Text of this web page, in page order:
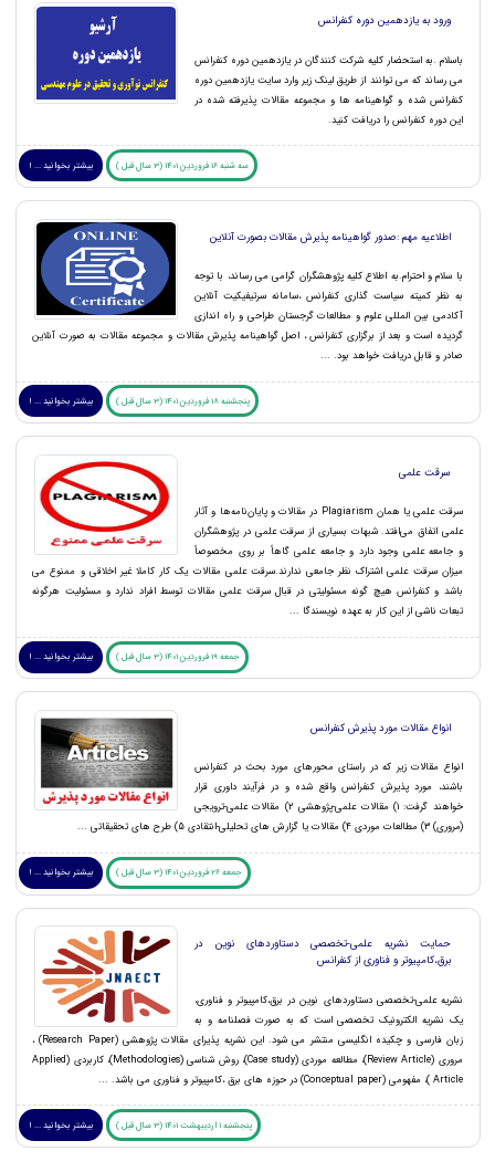
ورود به یازدهمین دوره کنفرانس
باسلام .به استحضار کلیه شرکت کنندگان در یازدهمین دوره کنفرانس
می رساند که می توانند از طریق لینک زیر وارد سایت یازدهمین دوره
کنفرانس شده و گواهینامه ها و مجموعه مقالات پذیرفته شده در
این دوره کنفرانس را دریافت کنید.
سه شنبه 16 فروردین 1401 (3 سال قبل ) بیشتر بخوانید ... !
اطلاعیه مهم :صدور گواهینامه پذیرش مقالات بصورت آنلاین
با سلام و احترام.به اطلاع کلیه پژوهشگران گرامی می رساند، با توجه
به نظر کمیته سیاست گذاری کنفرانس ،سامانه سرتیفیکیت آنلاین
آکادمی بین المللی علوم و مطالعات گرجستان طراحی و راه اندازی
گردیده است و بعد از برگزاری کنفرانس ، اصل گواهینامه پذیرش مقالات و مجموعه مقالات به صورت آنلاین
صادر و قابل دریافت خواهد بود. ...
پنجشنبه 18 فروردین 1401 (3 سال قبل ) بیشتر بخوانید ... !
سرقت علمی
سرقت علمی یا همان Plagiarism در مقالات و پایان‌نامه‌ها و آثار
علمی اتفاق می‌افتد. شبهات بسیاری از سرقت علمی در پژوهشگران
و جامعه علمی وجود دارد و جامعه علمی گاهاً بر روی مخصوصاً
میزان سرقت علمی اشتراک نظر جامعی ندارند.سرقت علمی مقالات یک کار کاملا غیر اخلاقی و ممنوع می
باشد و کنفرانس هیچ گونه مسئولیتی در قبال سرقت علمی مقالات توسط افراد ندارد و مسئولیت هرگونه
تبعات ناشی از این کار به عهده نویسندگا ...
جمعه 19 فروردین 1401 (3 سال قبل ) بیشتر بخوانید ... !
انواع مقالات مورد پذیرش کنفرانس
انواع مقالات زیر که در راستای محورهای مورد بحث در کنفرانس
باشند، مورد پذیرش کنفرانس واقع شده و در فرآیند داوری قرار
خواهند گرفت: 1) مقالات علمی-پژوهشی 2) مقالات علمی-ترویجی
(مروری) 3) مطالعات موردی 4) مقالات یا گزارش های تحلیلی-انتقادی 5) طرح های تحقیقاتی ...
جمعه 26 فروردین 1401 (3 سال قبل ) بیشتر بخوانید ... !
حمایت نشریه علمی-تخصصی دستاوردهای نوین در
برق،کامپیوتر و فناوری از کنفرانس
نشریه علمی-تخصصی دستاوردهای نوین در برق،کامپیوتر و فناوری،
یک نشریه الکترونیک تخصصی است که به صورت فصلنامه و به
زبان فارسی و چکیده انگلیسی منتشر می شود. این نشریه پذیرای مقالات پژوهشی (Research Paper) ،
مروری (Review Article)، مطالعه موردی (Case study)، روش شناسی (Methodologies)، کاربردی (Applied
Article )، مفهومی (Conceptual paper) در حوزه های برق ،کامپیوتر و فناوری می باشد. ...
پنجشنبه 1 اردیبهشت 1401 (3 سال قبل ) بیشتر بخوانید ... !